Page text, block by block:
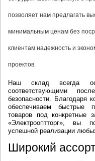
позволяет нам предлагать
минимальным ценам без
клиентам надежность и
проектов.
Наш склад всегда
соответствующими
безопасности. Благодаря
обеспечиваем быстрые
товаров под конкретные
«Электрооптторг», вы
успешной реализации
Широкий